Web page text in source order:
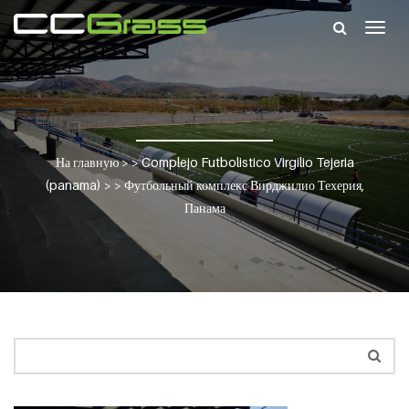
На главную> >Complejo Futbolistico Virgilio Tejeria
(panama) > >Футбольный комплекс Вирджилио Техерия,
Панама